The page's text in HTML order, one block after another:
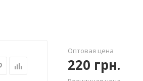
Оптовая цена
220 грн.